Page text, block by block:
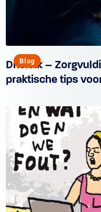
Blog
Drieluik –
praktische tips